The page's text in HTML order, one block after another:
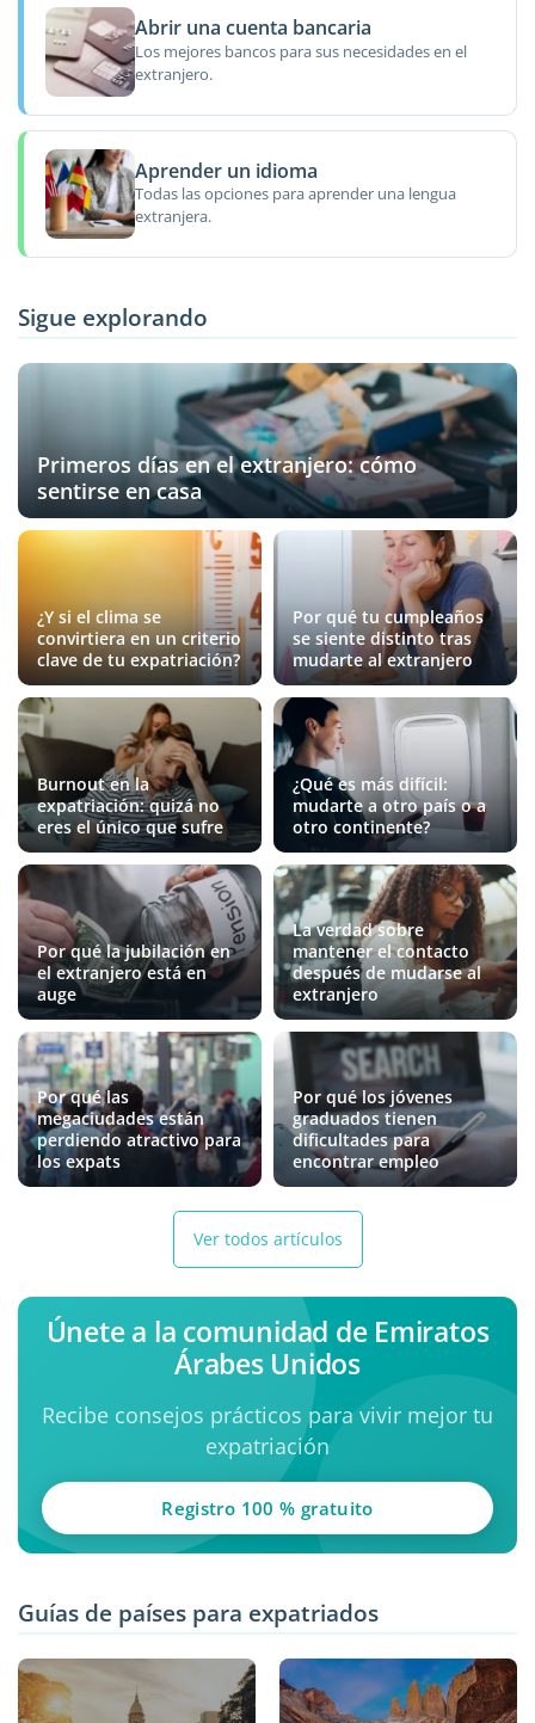
Abrir una cuenta bancaria
Los mejores bancos para sus necesidades en el
extranjero.
Aprender un idioma
Todas las opciones para aprender una lengua
extranjera.
Sigue explorando
Primeros días en el extranjero: cómo
sentirse en casa
¿Y si el clima se
convirtiera en un criterio
clave de tu expatriación?
Por qué tu cumpleaños
se siente distinto tras
mudarte al extranjero
Burnout en la
expatriación: quizá no
eres el único que sufre
¿Qué es más difícil:
mudarte a otro país o a
otro continente?
Por qué la jubilación en
el extranjero está en
auge
La verdad sobre
mantener el contacto
después de mudarse al
extranjero
Por qué las
megaciudades están
perdiendo atractivo para
los expats
Por qué los jóvenes
graduados tienen
dificultades para
encontrar empleo
Ver todos artículos
Únete a la comunidad de Emiratos
Árabes Unidos
Recibe consejos prácticos para vivir mejor tu
expatriación
Registro 100 % gratuito
Guías de países para expatriados